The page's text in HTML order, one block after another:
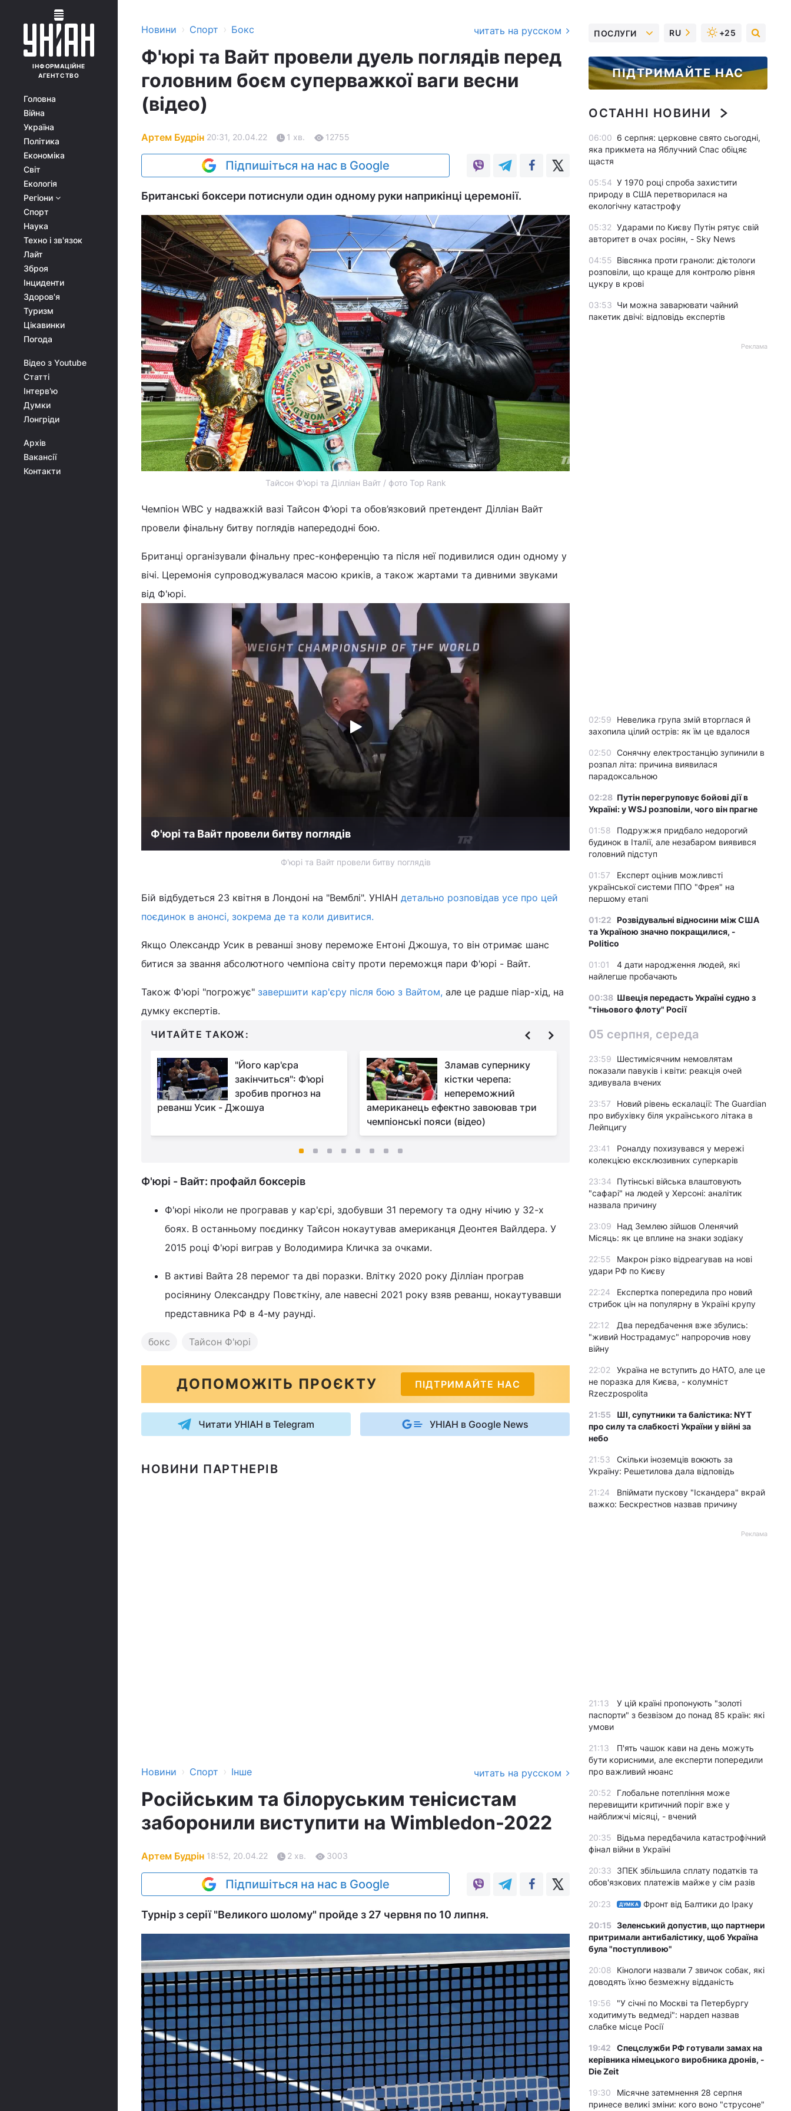
ІНФОРМАЦІЙНЕ
АГЕНТСТВО
Головна
Війна
Україна
Політика
Економіка
Світ
Екологія
Регіони
Спорт
Наука
Техно і зв'язок
Лайт
Зброя
Інциденти
Здоров'я
Туризм
Цікавинки
Погода
Відео з Youtube
Статті
Інтерв'ю
Думки
Лонгріди
Архів
Вакансії
Контакти
Новини › Спорт › Бокс читать на русском
Ф'юрі та Вайт провели дуель поглядів перед
головним боєм суперважкої ваги весни
(відео)
Артем Будрін 20:31, 20.04.22 1 хв. 12755
Підпишіться на нас в Google
Британські боксери потиснули один одному руки наприкінці церемонії.
Тайсон Ф'юрі та Ділліан Вайт / фото Top Rank
Чемпіон WBC у надважкій вазі Тайсон Ф’юрі та обов’язковий претендент Ділліан Вайт
провели фінальну битву поглядів напередодні бою.
Британці організували фінальну прес-конференцію та після неї подивилися один одному у
вічі. Церемонія супроводжувалася масою криків, а також жартами та дивними звуками
від Ф'юрі.
Ф'юрі та Вайт провели битву поглядів
Ф'юрі та Вайт провели битву поглядів
Бій відбудеться 23 квітня в Лондоні на "Вемблі". УНІАН детально розповідав усе про цей
поєдинок в анонсі, зокрема де та коли дивитися.
Якщо Олександр Усик в реванші знову переможе Ентоні Джошуа, то він отримає шанс
битися за звання абсолютного чемпіона світу проти переможця пари Ф'юрі - Вайт.
Також Ф'юрі "погрожує" завершити кар'єру після бою з Вайтом, але це радше піар-хід, на
думку експертів.
ЧИТАЙТЕ ТАКОЖ:
"Його кар'єра
закінчиться": Ф'юрі
зробив прогноз на
реванш Усик - Джошуа
Зламав супернику
кістки черепа:
непереможний
американець ефектно завоював три
чемпіонські пояси (відео)
Дружина Усика
зізналася, чому
висловлювався про Крим
Ф'юрі - Вайт: профайл боксерів
Ф'юрі ніколи не програвав у кар'єрі, здобувши 31 перемогу та одну нічию у 32-х
боях. В останньому поєдинку Тайсон нокаутував американця Деонтея Вайлдера. У
2015 році Ф'юрі виграв у Володимира Кличка за очками.
В активі Вайта 28 перемог та дві поразки. Влітку 2020 року Ділліан програв
росіянину Олександру Повєткіну, але навесні 2021 року взяв реванш, нокаутувавши
представника РФ в 4-му раунді.
бокс Тайсон Ф'юрі
ДОПОМОЖІТЬ ПРОЄКТУ ПІДТРИМАЙТЕ НАС
Читати УНІАН в Telegram УНІАН в Google News
НОВИНИ ПАРТНЕРІВ
Новини › Спорт › Інше читать на русском
Російським та білоруським тенісистам
заборонили виступити на Wimbledon-2022
Артем Будрін 18:52, 20.04.22 2 хв. 3003
Підпишіться на нас в Google
Турнір з серії "Великого шолому" пройде з 27 червня по 10 липня.
ПОСЛУГИ RU +25
ПІДТРИМАЙТЕ НАС
ОСТАННІ НОВИНИ
06:00 6 серпня: церковне свято сьогодні,
яка прикмета на Яблучний Спас обіцяє
щастя
05:54 У 1970 році спроба захистити
природу в США перетворилася на
екологічну катастрофу
05:32 Ударами по Києву Путін рятує свій
авторитет в очах росіян, - Sky News
04:55 Вівсянка проти граноли: дієтологи
розповіли, що краще для контролю рівня
цукру в крові
03:53 Чи можна заварювати чайний
пакетик двічі: відповідь експертів
Реклама
02:59
Невелика група змій вторглася й
захопила цілий острів: як їм це вдалося
02:50 Сонячну електростанцію зупинили в
розпал літа: причина виявилася
парадоксальною
02:28 Путін перегруповує бойові дії в
Україні: у WSJ розповіли, чого він прагне
01:58
Подружжя придбало недорогий
будинок в Італії, але незабаром виявився
головний підступ
01:57
Експерт оцінив можливсті
української системи ППО "Фрея" на
першому етапі
01:22 Розвідувальні відносини між США
та Україною значно покращилися, -
Politico
01:01
4 дати народження людей, які
найлегше пробачають
00:38 Швеція передасть Україні судно з
"тіньового флоту" Росії
05 серпня, середа
23:59
Шестимісячним немовлятам
показали павуків і квіти: реакція очей
здивувала вчених
23:57
Новий рівень ескалації: The Guardian
про вибухівку біля українського літака в
Лейпцигу
23:41
Роналду похизувався у мережі
колекцією ексклюзивних суперкарів
23:34
Путінські війська влаштовують
"сафарі" на людей у Херсоні: аналітик
назвала причину
23:09
Над Землею зійшов Оленячий
Місяць: як це вплине на знаки зодіаку
22:55
Макрон різко відреагував на нові
удари РФ по Києву
22:24
Експертка попередила про новий
стрибок цін на популярну в Україні крупу
22:12
Два передбачення вже збулись:
"живий Нострадамус" напророчив нову
війну
22:02
Україна не вступить до НАТО, але це
не поразка для Києва, - колумніст
Rzeczpospolita
21:55
ШІ, супутники та балістика: NYT
про силу та слабкості України у війні за
небо
21:53
Скільки іноземців воюють за
Україну: Решетилова дала відповідь
21:24
Впіймати пускову "Іскандера" вкрай
важко: Бескрестнов назвав причину
Реклама
21:13
У цій країні пропонують "золоті
паспорти" з безвізом до понад 85 країн: які
умови
21:13
П'ять чашок кави на день можуть
бути корисними, але експерти попередили
про важливий нюанс
20:52
Глобальне потепління може
перевищити критичний поріг вже у
найближчі місяці, - вчений
20:35
Відьма передбачила катастрофічний
фінал війни в Україні
20:33
ЗПЕК збільшила сплату податків та
обов'язкових платежів майже у сім разів
20:23 ДУМКА Фронт від Балтики до Іраку
20:15 Зеленський допустив, що партнери
притримали антибалістику, щоб Україна
була "поступливою"
20:08
Кінологи назвали 7 звичок собак, які
доводять їхню безмежну відданість
19:56
"У січні по Москві та Петербургу
ходитимуть ведмеді": нардеп назвав
слабке місце Росії
19:42
Спецслужби РФ готували замах на
керівника німецького виробника дронів, -
Die Zeit
19:30
Місячне затемнення 28 серпня
принесе великі зміни: кого воно "струсоне"